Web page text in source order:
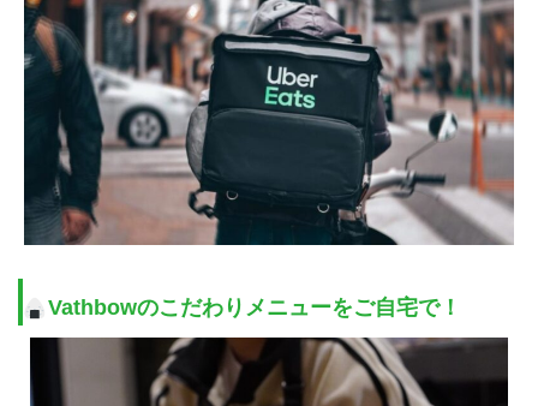
Vathbowのこだわりメニューをご自宅で！